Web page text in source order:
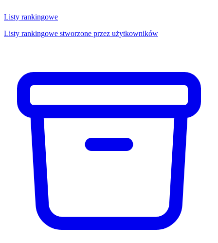
Listy rankingowe
Listy rankingowe stworzone przez użytkowników